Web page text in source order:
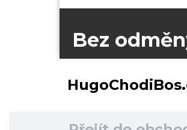
Jak to funguje
Bez